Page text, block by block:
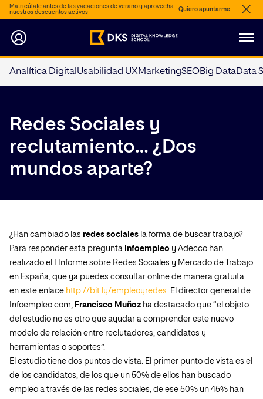
Matricúlate antes de las vacaciones de verano y aprovecha
nuestros descuentos activos
Quiero apuntarme
Analítica Digital Usabilidad UXMarketingSEOBig DataData
Redes Sociales y
reclutamiento… ¿Dos
mundos aparte?
¿Han cambiado las redes sociales la forma de buscar trabajo?
Para responder esta pregunta Infoempleo y Adecco han
realizado el I Informe sobre Redes Sociales y Mercado de Trabajo
en España, que ya puedes consultar online de manera gratuita
en este enlace http://bit.ly/empleoyredes. El director general de
Infoempleo.com, Francisco Muñoz ha destacado que “el objeto
del estudio no es otro que ayudar a comprender este nuevo
modelo de relación entre reclutadores, candidatos y
herramientas o soportes”.
El estudio tiene dos puntos de vista. El primer punto de vista es el
de los candidatos, de los que un 50% de ellos han buscado
empleo a través de las redes sociales, de ese 50% un 45% han